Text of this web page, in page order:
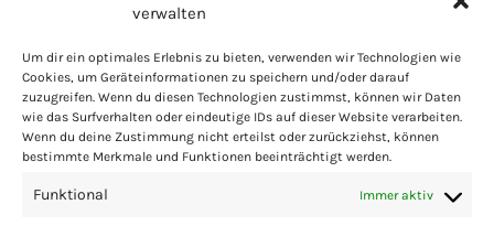
verwalten
Um dir ein optimales Erlebnis zu bieten, verwenden wir Technologien wie
Cookies, um Geräteinformationen zu speichern und/oder darauf
zuzugreifen. Wenn du diesen Technologien zustimmst, können wir Daten
wie das Surfverhalten oder eindeutige IDs auf dieser Website verarbeiten.
Wenn du deine Zustimmung nicht erteilst oder zurückziehst, können
bestimmte Merkmale und Funktionen beeinträchtigt werden.
Funktional Immer aktiv